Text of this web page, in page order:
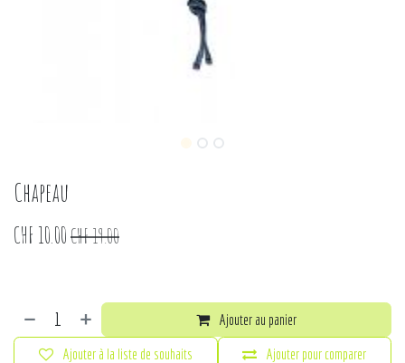
Chapeau
CHF 10.00CHF19.00
Ajouter au panier
Ajouter pour comparer
Ajouter à la liste de souhaits